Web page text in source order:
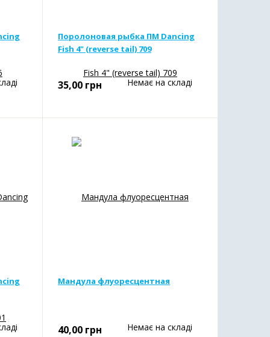
Поролоновая рыбка ПМ Dancing
Fish 4" (reverse tail) 709
35,00 грн Немає на складі
Мандула флуоресцентная
40,00 грн Немає на складі